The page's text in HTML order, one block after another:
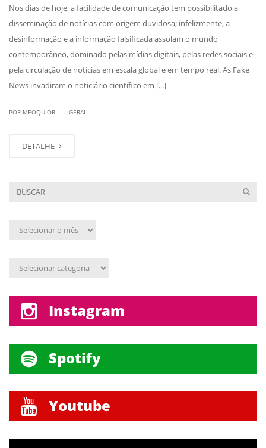
Nos dias de hoje, a facilidade de comunicação tem possibilitado a
disseminação de notícias com origem duvidosa; infelizmente, a
desinformação e a informação falsificada assolam o mundo
contemporâneo, dominado pelas mídias digitais, pelas redes sociais e
pela circulação de notícias em escala global e em tempo real. As Fake
News invadiram o noticiário científico em [...]
POR MEOQUIOR GERAL
DETALHE
Arquivo
Assunto
Instagram
Spotify
Youtube